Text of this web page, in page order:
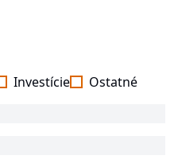
Investície Ostatné